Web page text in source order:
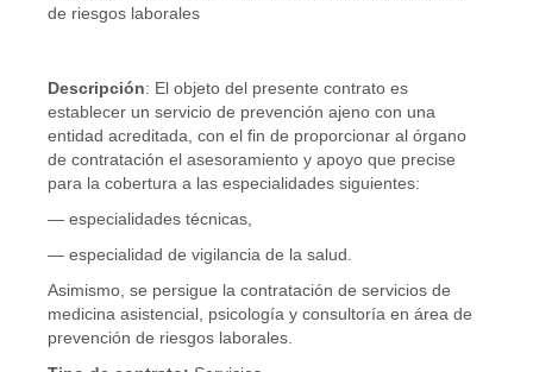
de riesgos laborales
Descripción: El objeto del presente contrato es
establecer un servicio de prevención ajeno con una
entidad acreditada, con el fin de proporcionar al órgano
de contratación el asesoramiento y apoyo que precise
para la cobertura a las especialidades siguientes:
— especialidades técnicas,
— especialidad de vigilancia de la salud.
Asimismo, se persigue la contratación de servicios de
medicina asistencial, psicología y consultoría en área de
prevención de riesgos laborales.